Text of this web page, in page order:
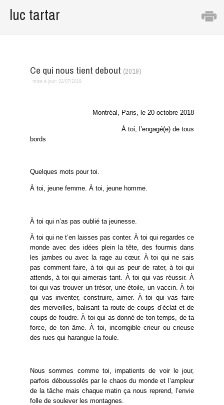
luc tartar
Ce qui nous tient debout (2019)
mise à jour: 02/07/2019
Montréal, Paris, le 20 octobre 2018
À toi, l’engagé(e) de tous
bords
Quelques mots pour toi.
À toi, jeune femme. À toi, jeune homme.
À toi qui n’as pas oublié ta jeunesse.
À toi qui ne t’en laisses pas conter. À toi qui regardes ce
monde avec des idées plein la tête, des fourmis dans
les jambes ou avec la rage au cœur. À toi qui ne sais
pas comment faire, à toi qui as peur de rater, à toi qui
attends, à toi qui aimerais tant. À toi qui vas réussir. À
toi qui vas trouver un trésor, une étoile, un vaccin. À toi
qui vas inventer, construire, aimer. À toi qui vas faire
des merveilles, balisant ta route de coups d’éclat et de
coups de foudre. À toi qui as donné de ton temps, de ta
force, de ton âme. À toi, incorrigible crieur ou crieuse
des rues qui harangue la foule.
Nous sommes comme toi, impatients de voir le jour,
parfois déboussolés par le chaos du monde et l’ampleur
de la tâche mais chaque matin ça nous reprend, l’envie
folle de soulever les montagnes.